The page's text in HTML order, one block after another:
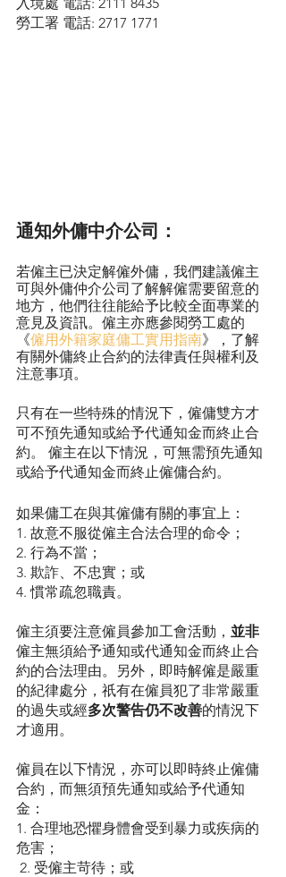
勞工署 電話: 2717 1771
通知外傭中介公司：
若僱主已決定解僱外傭，我們建議僱主
可與外傭仲介公司了解解僱需要留意的
地方，他們往往能給予比較全面專業的
意見及資訊。僱主亦應參閱勞工處的
《僱用外籍家庭傭工實用指南》，了解
有關外傭終止合約的法律責任與權利及
注意事項。
只有在一些特殊的情況下，僱傭雙方才
可不預先通知或給予代通知金而終止合
約。 僱主在以下情況，可無需預先通知
或給予代通知金而終止僱傭合約。
如果傭工在與其僱傭有關的事宜上：
1. 故意不服從僱主合法合理的命令；
2. 行為不當；
3. 欺詐、不忠實；或
4. 慣常疏忽職責。
僱主須要注意僱員參加工會活動， 並非
僱主無須給予通知或代通知金而終止合
約的合法理由。另外，即時解僱是嚴重
的紀律處分，祇有在僱員犯了非常嚴重
的過失或經多次警告仍不改善的情況下
才適用。
僱員在以下情況，亦可以即時終止僱傭
合約，而無須預先通知或給予代通知
金：
1. 合理地恐懼身體會受到暴力或疾病的
危害；
2. 受僱主苛待；或